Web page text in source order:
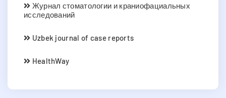
Журнал стоматологии и краниофациальных
исследований
Uzbek journal of case reports
HealthWay